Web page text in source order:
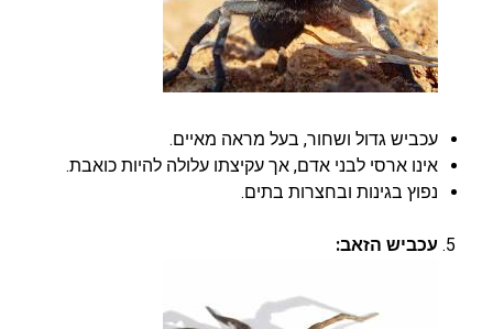
עכביש גדול ושחור, בעל מראה מאיים.
אינו ארסי לבני אדם, אך עקיצתו עלולה להיות כואבת.
נפוץ בגינות ובחצרות בתים.
עכביש הזאב: